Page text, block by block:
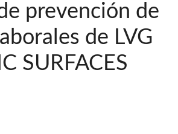
prevención de
de LVG
SURFACES